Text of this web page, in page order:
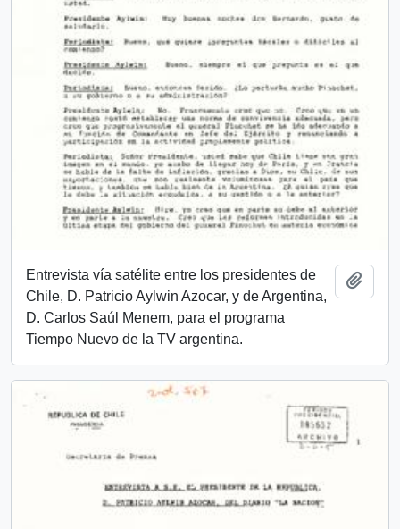
Entrevista vía satélite entre los presidentes de
Chile, D. Patricio Aylwin Azocar, y de Argentina,
D. Carlos Saúl Menem, para el programa
Tiempo Nuevo de la TV argentina.